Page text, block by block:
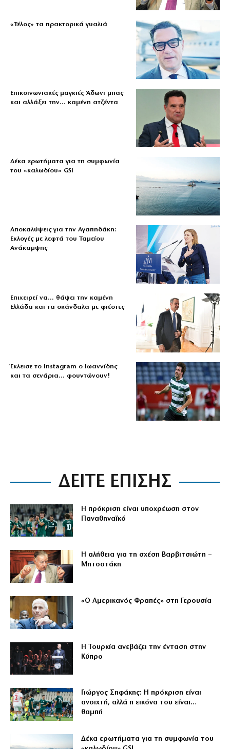
«Τέλος» τα πρακτορικά γυαλιά
Επικοινωνιακές μαγκιές Άδωνι μπας
και αλλάξει την… καμένη ατζέντα
Δέκα ερωτήματα για τη συμφωνία
του «καλωδίου» GSI
Αποκαλύψεις για την Αγαπηδάκη:
Εκλογές με λεφτά του Ταμείου
Ανάκαμψης
Επιχειρεί να… θάψει την καμένη
Ελλάδα και τα σκάνδαλα με φιέστες
Έκλεισε το Instagram ο Ιωαννίδης
και τα σενάρια… φουντώνουν!
ΔΕΙΤΕ ΕΠΙΣΗΣ
Η πρόκριση είναι υποχρέωση στον
Παναθηναϊκό
Η αλήθεια για τη σχέση Βαρβιτσιώτη –
Μητσοτάκη
«Ο Αμερικανός Φραπές» στη Γερουσία
Η Τουρκία ανεβάζει την ένταση στην
Κύπρο
Γιώργος Σηφάκης: Η πρόκριση είναι
ανοιχτή, αλλά η εικόνα του είναι…
θαμπή
Δέκα ερωτήματα για τη συμφωνία του